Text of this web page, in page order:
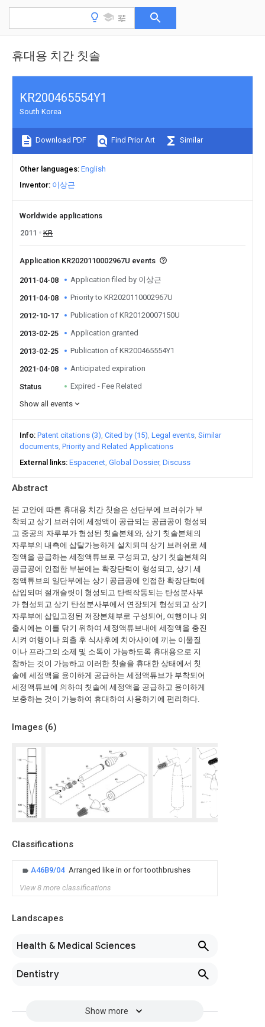
휴대용 치간 칫솔
Abstract
본 고안에 따른 휴대용 치간 칫솔은 선단부에 브러쉬가 부
착되고 상기 브러쉬에 세정액이 공급되는 공급공이 형성되
고 중공의 자루부가 형성된 칫솔본체와, 상기 칫솔본체의
자루부의 내측에 삽탈가능하게 설치되며 상기 브러쉬로 세
정액을 공급하는 세정액튜브로 구성되고, 상기 칫솔본체의
공급공에 인접한 부분에는 확장단턱이 형성되고, 상기 세
정액튜브의 일단부에는 상기 공급공에 인접한 확장단턱에
삽입되며 절개슬릿이 형성되고 탄력작동되는 탄성분사부
가 형성되고 상기 탄성분사부에서 연장되게 형성되고 상기
자루부에 삽입고정된 저장본체부로 구성되어, 여행이나 외
출시에는 이를 닦기 위하여 세정액튜브내에 세정액을 충진
시켜 여행이나 외출 후 식사후에 치아사이에 끼는 이물질
이나 프라그의 소제 및 소독이 가능하도록 휴대용으로 지
참하는 것이 가능하고 이러한 칫솔을 휴대한 상태에서 칫
솔에 세정액을 용이하게 공급하는 세정액튜브가 부착되어
세정액튜브에 의하여 칫솔에 세정액을 공급하고 용이하게
보충하는 것이 가능하여 휴대하여 사용하기에 편리하다.
Images (6)
Classifications
A46B9/04 Arranged like in or for toothbrushes
View 8 more classifications
Landscapes
Health & Medical Sciences
Dentistry
Show more
KR200465554Y1
South Korea
Download PDF Find Prior Art Similar
Other languages English
Inventor 이상근
Worldwide applications
2011
KR
Application KR2020110002967U events
2011-04-08 Application filed by 이상근
2011-04-08 Priority to KR2020110002967U
2012-10-17 Publication of KR20120007150U
2013-02-25 Application granted
2013-02-25 Publication of KR200465554Y1
2021-04-08 Anticipated expiration
Status
Expired - Fee Related
Show all events
Info Patent citations (3) Cited by (15) Legal events Similar
documents Priority and Related Applications
External links Espacenet Global Dossier Discuss